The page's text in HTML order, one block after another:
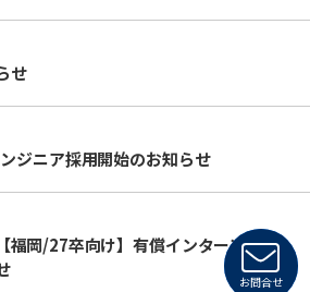
せ
ジニア採用開始のお知らせ
福岡/27卒向け】有償インターンシッ
お問合せ